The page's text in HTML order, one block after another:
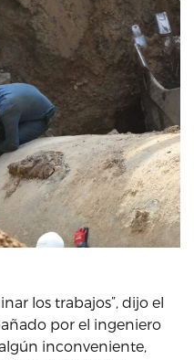
los trabajos”, dijo el
por el ingeniero
inconveniente,